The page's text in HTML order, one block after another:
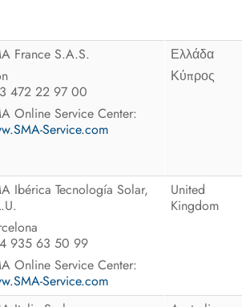
France S.A.S.
472 22 97 00
Online Service Center:
Service.com
Ελλάδα
Κύπρος
Ibérica Tecnología Solar,
935 63 50 99
Online Service Center:
Service.com
United
Kingdom